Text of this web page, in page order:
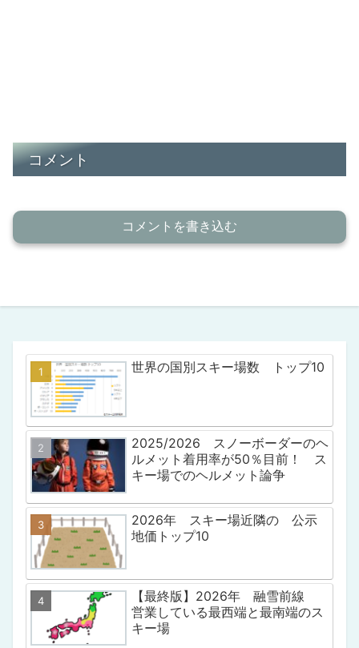
コメント
コメントを書き込む
世界の国別スキー場数 トップ10
2025/2026 スノーボーダーのヘ
ルメット着用率が50％目前！ ス
キー場でのヘルメット論争
2026年 スキー場近隣の 公示
地価トップ10
【最終版】2026年 融雪前線
営業している最西端と最南端のス
キー場